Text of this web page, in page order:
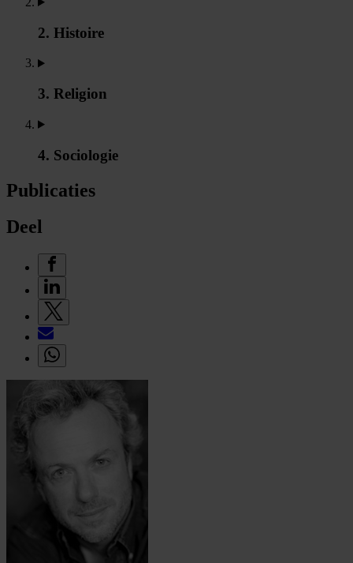
2. Histoire
3. Religion
4. Sociologie
Publicaties
Deel